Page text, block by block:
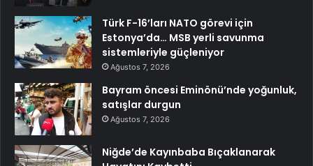
Türk F-16’ları NATO görevi için
Estonya’da… MSB yerli savunma
sistemleriyle güçleniyor
Ağustos 7, 2026
Bayram öncesi Eminönü’nde yoğunluk,
satışlar durgun
Ağustos 7, 2026
Niğde’de Kayınbaba Bıçaklanarak